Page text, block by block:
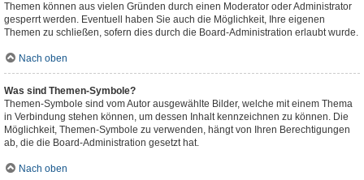
Themen können aus vielen Gründen durch einen Moderator oder Administrator
gesperrt werden. Eventuell haben Sie auch die Möglichkeit, Ihre eigenen
Themen zu schließen, sofern dies durch die Board-Administration erlaubt wurde.
Nach oben
Was sind Themen-Symbole?
Themen-Symbole sind vom Autor ausgewählte Bilder, welche mit einem Thema
in Verbindung stehen können, um dessen Inhalt kennzeichnen zu können. Die
Möglichkeit, Themen-Symbole zu verwenden, hängt von Ihren Berechtigungen
ab, die die Board-Administration gesetzt hat.
Nach oben